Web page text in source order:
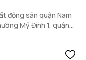
động sản quận Nam
Mỹ Đình 1, quận